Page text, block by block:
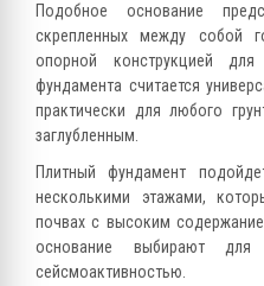
Подобное основание
скрепленных между собой
опорной конструкцией
фундамента считается
практически для любого
заглубленным.
Плитный фундамент
несколькими этажами,
почвах с высоким
основание выбирают
сейсмоактивностью.